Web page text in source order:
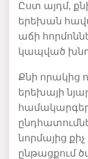
Ըստ այդմ,
երեխան
աճի
կապված
Քնի որակից
երեխայի
նորմայից քիչ
ընթացքում